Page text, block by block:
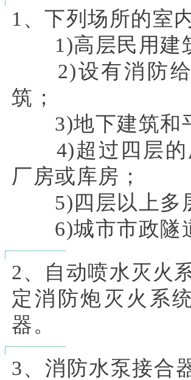
1、下列场所的室
1)高层民用建
2)设有消防给
筑；
3)地下建筑和
4)超过四层的
厂房或库房；
5)四层以上多
6)城市市政隧
2、自动喷水灭火
定消防炮灭火系
器。
3、消防水泵接合